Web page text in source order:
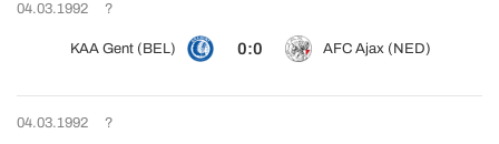
04.03.1992 ?
KAA Gent (BEL) 0:0 AFC Ajax (NED)
04.03.1992
?